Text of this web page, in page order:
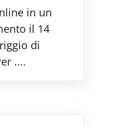
in un
il 14
di
....